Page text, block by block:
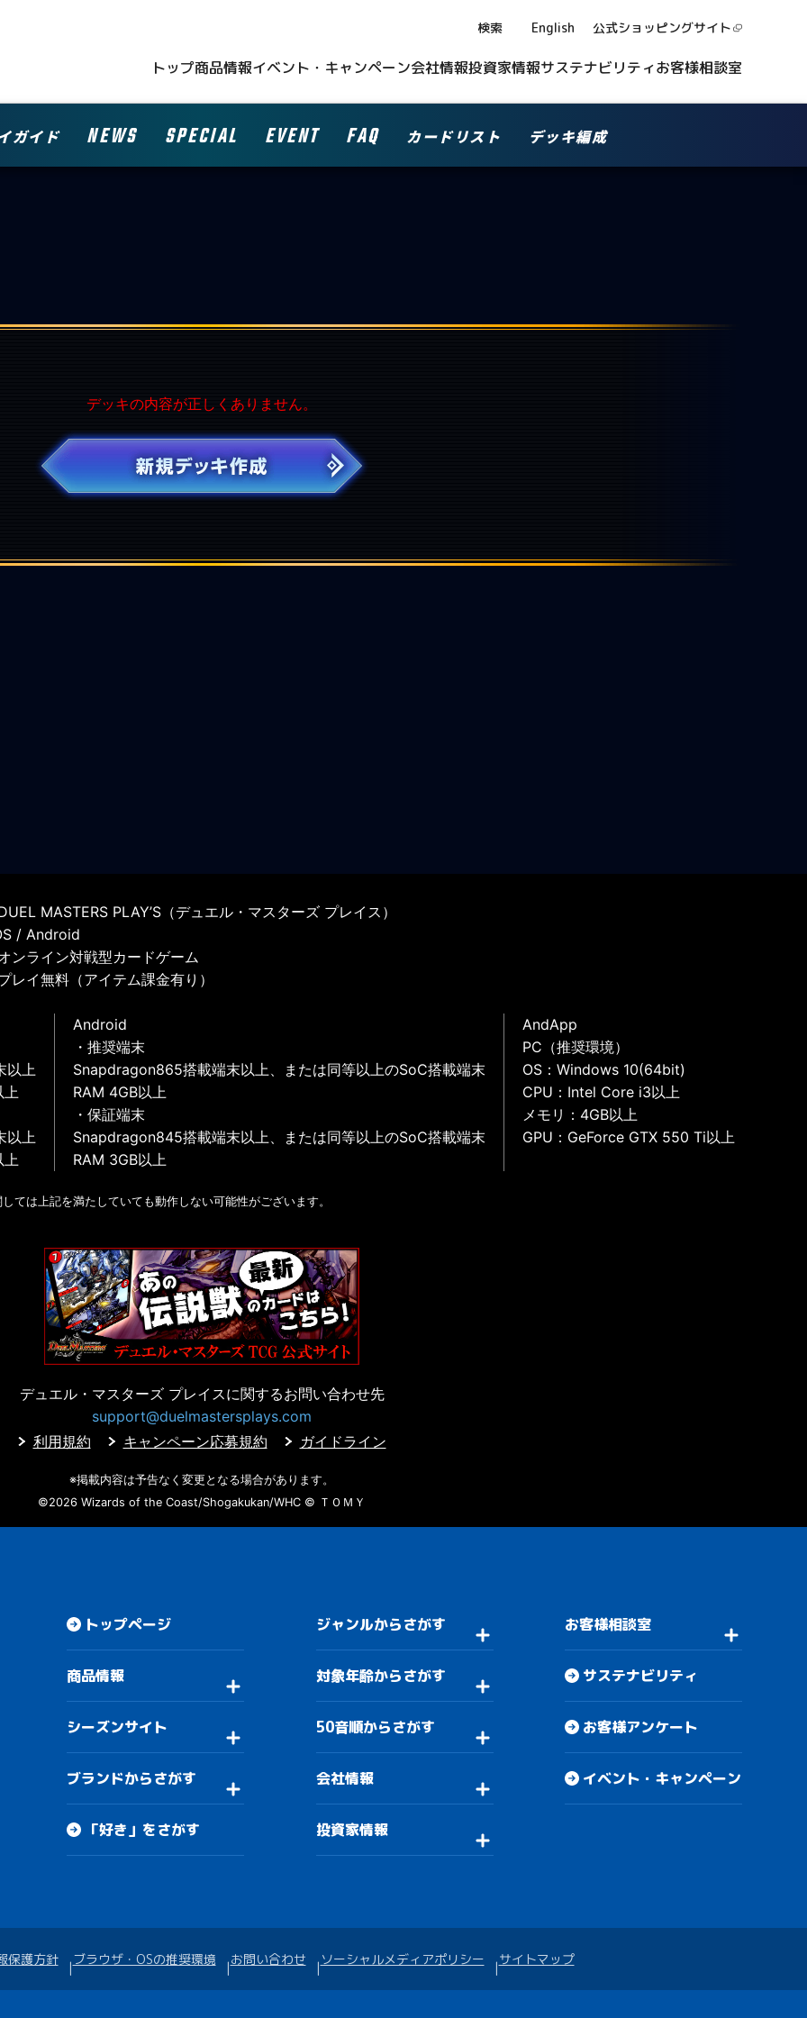
検索 English 公式ショッピングサイト
トップ商品情報イベント・キャンペーン会社情報投資家情報サステナビリティお客様相談室
ガイド NEWS SPECIAL EVENT FAQ カードリスト デッキ編成
デッキの内容が正しくありません。
MASTERS PLAY’S（デュエル・マスターズ プレイス）
/ Android
ンライン対戦型カードゲーム
レイ無料（アイテム課金有り）
以上
上
以上
上
Android
・推奨端末
Snapdragon865搭載端末以上、または同等以上のSoC搭載端末
RAM 4GB以上
・保証端末
Snapdragon845搭載端末以上、または同等以上のSoC搭載端末
RAM 3GB以上
AndApp
PC（推奨環境）
OS：Windows 10(64bit)
CPU：Intel Core i3以上
メモリ：4GB以上
GPU：GeForce GTX 550 Ti以上
ては上記を満たしていても動作しない可能性がございます。
デュエル・マスターズ プレイスに関するお問い合わせ先
support@duelmastersplays.com
利用規約
キャンペーン応募規約 ガイドライン
※掲載内容は予告なく変更となる場合があります。
©2026 Wizards of the Coast/Shogakukan/WHC © ＴＯＭＹ
トップページ
商品情報
シーズンサイト
ブランドからさがす
「好き」をさがす
ジャンルからさがす
対象年齢からさがす
50音順からさがす
会社情報
投資家情報
お客様相談室
サステナビリティ
お客様アンケート
イベント・キャンペーン
保護方針 ブラウザ・OSの推奨環境 お問い合わせ ソーシャルメディアポリシー サイトマップ